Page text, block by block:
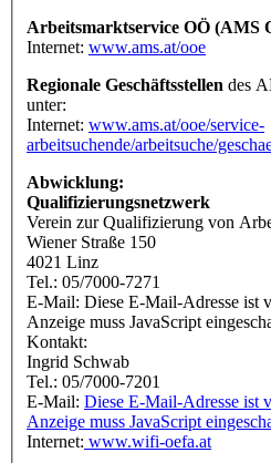
Arbeitsmarktservice OÖ (AMS
Internet: www.ams.at/ooe
Regionale Geschäftsstellen des
unter:
Internet: www.ams.at/ooe/service-
arbeitsuchende/arbeitsuche/
Abwicklung:
Qualifizierungsnetzwerk
Verein zur Qualifizierung von
Wiener Straße 150
4021 Linz
Tel.: 05/7000-7271
E-Mail: Diese E-Mail-Adresse ist
Anzeige muss JavaScript
Kontakt:
Ingrid Schwab
Tel.: 05/7000-7201
E-Mail: Diese E-Mail-Adresse ist
Anzeige muss JavaScript
Internet: www.wifi-oefa.at